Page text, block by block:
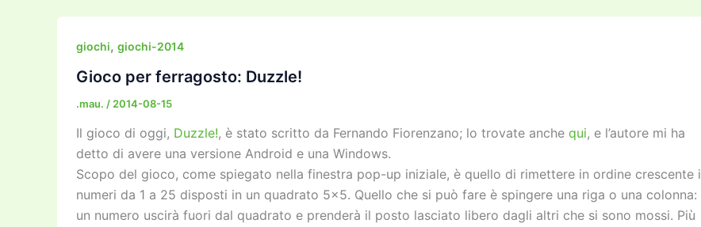
giochi, giochi-2014
Gioco per ferragosto: Duzzle!
.mau. / 2014-08-15
Il gioco di oggi, Duzzle!, è stato scritto da Fernando Fiorenzano; lo trovate anche qui, e l’autore mi ha
detto di avere una versione Android e una Windows.
Scopo del gioco, come spiegato nella finestra pop-up iniziale, è quello di rimettere in ordine crescente i
numeri da 1 a 25 disposti in un quadrato 5×5. Quello che si può fare è spingere una riga o una colonna:
un numero uscirà fuori dal quadrato e prenderà il posto lasciato libero dagli altri che si sono mossi. Più